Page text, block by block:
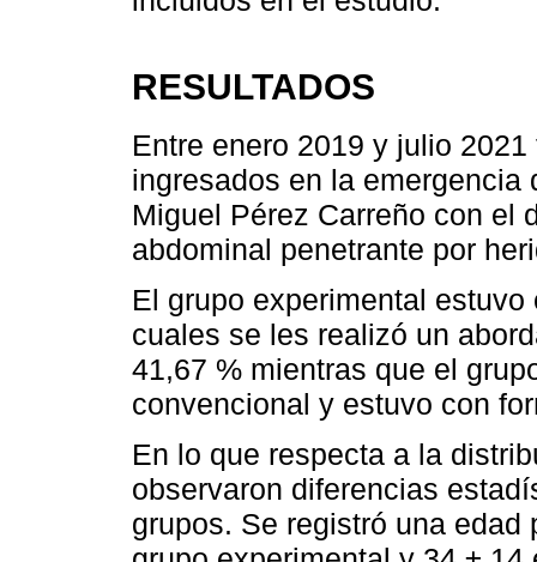
RESULTADOS
Entre enero 2019 y julio
ingresados en la
Miguel Pérez Carreño con el
abdominal penetrante por
El grupo experimental
cuales se les realizó un
41,67 % mientras que el
convencional y estuvo con
En lo que respecta a la
observaron diferencias
grupos. Se registró una